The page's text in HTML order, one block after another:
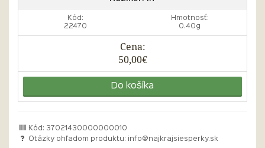
Kód:
22470
Hmotnosť:
0.40g
Cena:
50,00€
Do košíka
Kód: 37021430000000010
Otázky ohľadom produktu:
info@najkrajsiesperky.sk